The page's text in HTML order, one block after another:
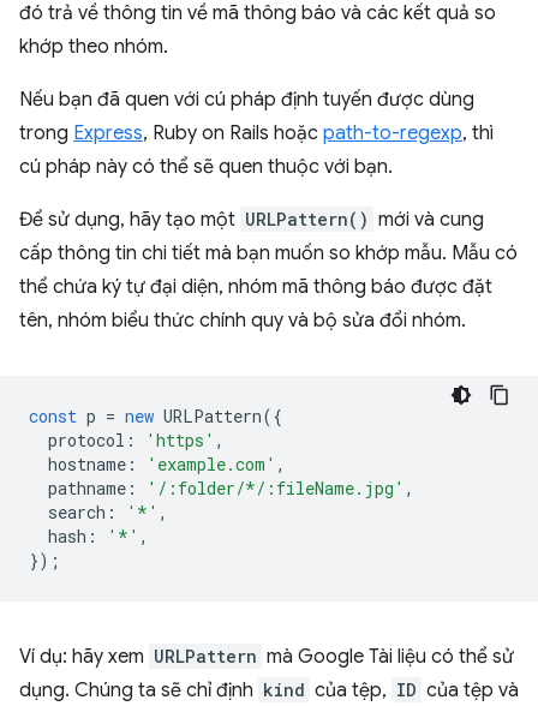
đó trả về thông tin về mã thông báo và các kết quả so
khớp theo nhóm.
Nếu bạn đã quen với cú pháp định tuyến được dùng
trong Express, Ruby on Rails hoặc path-to-regexp, thì
cú pháp này có thể sẽ quen thuộc với bạn.
Để sử dụng, hãy tạo một URLPattern() mới và cung
cấp thông tin chi tiết mà bạn muốn so khớp mẫu. Mẫu có
thể chứa ký tự đại diện, nhóm mã thông báo được đặt
tên, nhóm biểu thức chính quy và bộ sửa đổi nhóm.
const p = new URLPattern({
protocol : 'https' ,
hostname : 'example.com' ,
pathname : '/:folder/*/:fileName.jpg' ,
search : '*' ,
hash : '*' ,
});
Ví dụ: hãy xem URLPattern mà Google Tài liệu có thể sử
dụng. Chúng ta sẽ chỉ định kind của tệp, ID của tệp và